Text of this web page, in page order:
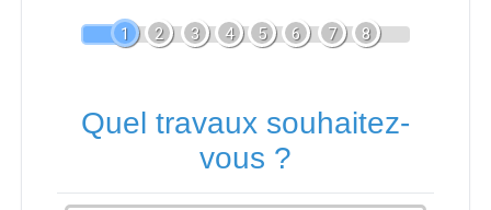
1 2 3 4 5 6 7 8
Quel travaux souhaitez-
vous ?